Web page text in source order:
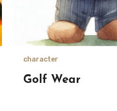
character
Golf Wear